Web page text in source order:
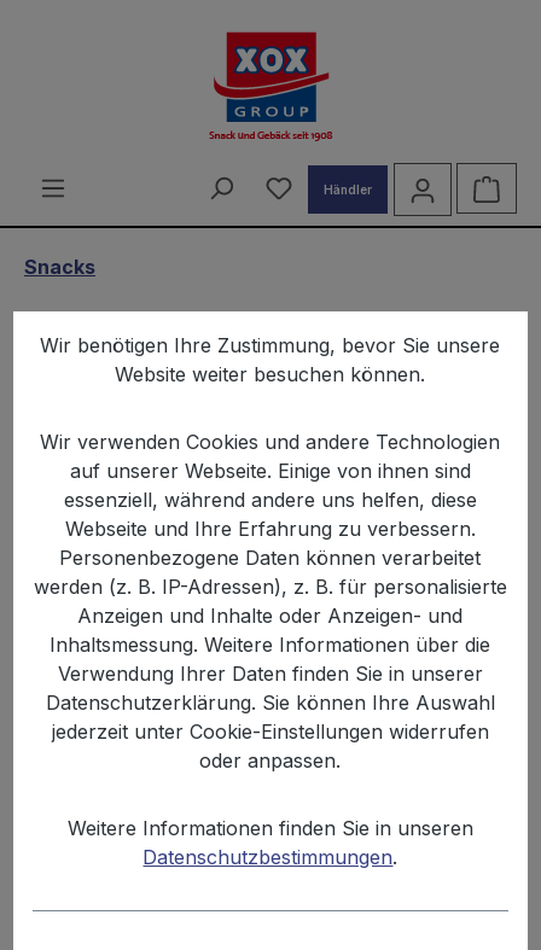
Du hast 0 Produkte auf
Händler
Snacks
XOX Cheese Snack 90g
Bildergalerie überspringen
19,99 € 25,06 € (20.23% gespart)
Wir benötigen Ihre Zustimmung, bevor Sie unsere
Website weiter besuchen können.
Wir verwenden Cookies und andere Technologien
auf unserer Webseite. Einige von ihnen sind
essenziell, während andere uns helfen, diese
Webseite und Ihre Erfahrung zu verbessern.
Personenbezogene Daten können verarbeitet
werden (z. B. IP-Adressen), z. B. für personalisierte
Anzeigen und Inhalte oder Anzeigen- und
Inhaltsmessung. Weitere Informationen über die
Verwendung Ihrer Daten finden Sie in unserer
Datenschutzerklärung. Sie können Ihre Auswahl
jederzeit unter Cookie-Einstellungen widerrufen
oder anpassen.
Weitere Informationen finden Sie in unseren
Datenschutzbestimmungen.